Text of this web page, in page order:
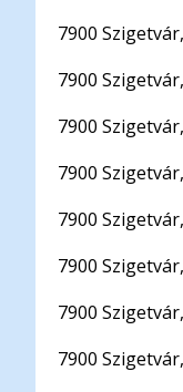
7900
7900
7900
7900
7900
7900
7900
7900